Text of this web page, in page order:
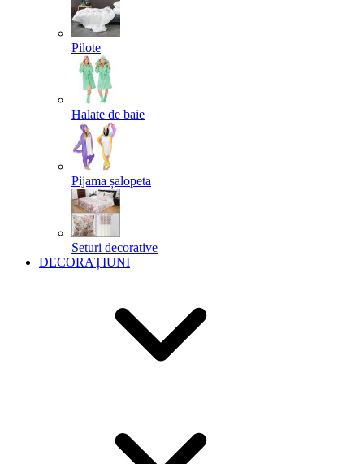
Pilote
Halate de baie
Pijama șalopeta
Seturi decorative
DECORAȚIUNI